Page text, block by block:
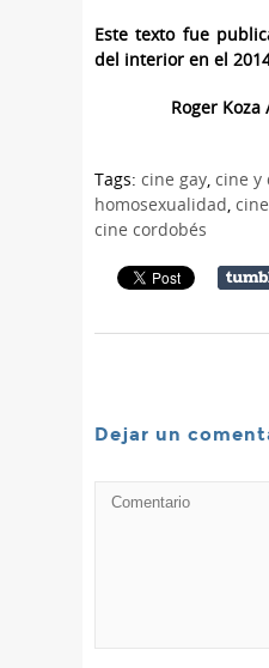
Este texto fue
del interior en el
Roger
Tags: cine gay, cine y
homosexualidad,
cine cordobés
Dejar un